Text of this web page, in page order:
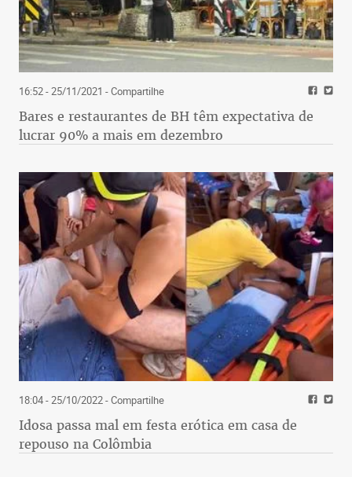
16:52 - 25/11/2021 - Compartilhe
Bares e restaurantes de BH têm expectativa de
lucrar 90% a mais em dezembro
18:04 - 25/10/2022- Compartilhe
Idosa passa mal em festa erótica em casa de
repouso na Colômbia